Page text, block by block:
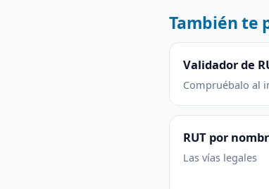
También te
Validador de
Compruébalo al
RUT por
Las vías legales